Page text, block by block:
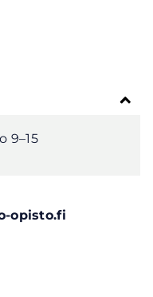
9–15
opisto.fi